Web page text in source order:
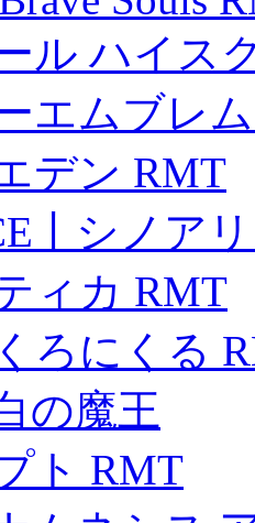
ル ハイス
エムブレ
デン RMT
丨シノア
ィカ RMT
ろにくる
の魔王
ト RMT